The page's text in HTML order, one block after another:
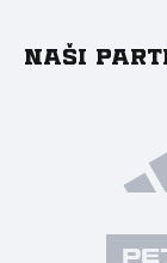
Naši